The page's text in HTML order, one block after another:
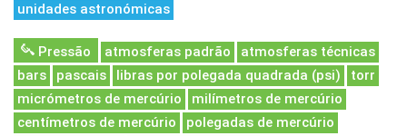
unidades astronómicas
Pressão atmosferas padrão
atmosferas técnicas
bars
pascais libras por polegada quadrada (psi)
torr
micrómetros de mercúrio
milímetros de mercúrio
centímetros de mercúrio
polegadas de mercúrio